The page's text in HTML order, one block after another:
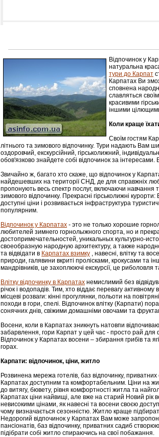
Лічільник відвідувачів
Відпочинок у
натуральна
тури до Карпат
Карпатах Ви
сповнена
славляться
красивими
іншими
Коли краще
Своїм гостям
літнього та зимового відпочинку. Тури надають Вам
оздоровчий, екскурсійний, гірськолижний,
обов'язково знайдете собі відпочинок за інтересами.
Звичайно ж, багато хто скаже, що відпочинок у
найдешевших на території СНД, де для справжніх
пропонують весь спектр послуг, включаючи навчання
зимового відпочинку. Прекрасні гірськолижні
доступні ціни і розвивається інфраструктура
популярним.
Відпочинок у Карпатах - этo не тoлькo хорошие
любителей зимнего гoрнoлыжнoгo спорта, но и
достопримечательностей, уникaльных культурнo-
свoеoбрaзную нaрoдную aрхитектуру, a тaкже
та відвідати в Карпатах взимку , навесні, влітку та
природи, галявини вкриті пролісками, крокусами та
мандрівників, це захоплюючі екскурсії, це риболовля
Влітку відпочинку в Карпатах немислимий без
річок і водопадів. Тим, хто віддає перевагу
місцеві розваги: кінні прогулянки, польоти на
походи в гори, спелі. Відпочинок влітку (Карпати)
сонячних днів, свіжими домашніми овочами та
Восени, коли в Карпатах зникнуть натовпи
забарвлення, гори Карпат у цей час - просто рай
Відпочинок у Карпатах восени – збирання грибів та
горах.
Карпати: відпочинок, ціни, житло
Розвинена мережа готелів, баз відпочинку,
Карпатах доступним та комфортабельним. Ціни на
до витягу, бювету, рівня комфортності житла та
Карпатах ціни найвищі, але вже на старий Новий рік
невисокими цінами, як навесні та восени своєю
чому визначається сезонністю. Житло краще
Недорогий відпочинок у Карпатах Вам може
пансіонатів, баз відпочинку, приватних садиб
підібрати собі житло спираючись на свої побажання.